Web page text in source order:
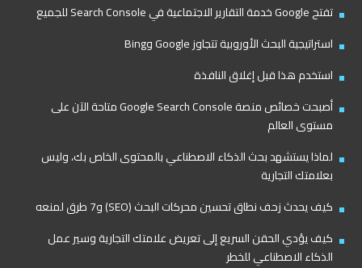
تفتح Google خدمة التقارير الاجتماعية في Search Console للجميع
استراتيجية البحث الأوروبية تتجاوز Google وBing
استخدم هذا قبل إغلاق النافذة
أصبحت خصائص منصة Google Search Console متاحة الآن على
مستوى العالم
لماذا يستشهد بحث الذكاء الاصطناعي بالمحتوى الخاص بك، وليس
بعلامتك التجارية
كيف يحدث زحف نطاق تحسين محركات البحث (SEO) و7 طرق لمنعه
كيف يؤدي الحقن السريع إلى تعريض علامتك التجارية وسير عمل
الذكاء الاصطناعي للخطر